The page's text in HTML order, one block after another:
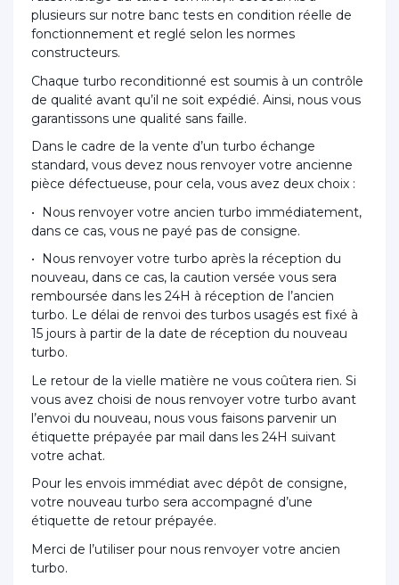
plusieurs sur notre banc tests en condition réelle de
fonctionnement et reglé selon les normes
constructeurs.
Chaque turbo reconditionné est soumis à un contrôle
de qualité avant qu’il ne soit expédié. Ainsi, nous vous
garantissons une qualité sans faille.
Dans le cadre de la vente d’un turbo échange
standard, vous devez nous renvoyer votre ancienne
pièce défectueuse, pour cela, vous avez deux choix :
• Nous renvoyer votre ancien turbo immédiatement,
dans ce cas, vous ne payé pas de consigne.
• Nous renvoyer votre turbo après la réception du
nouveau, dans ce cas, la caution versée vous sera
remboursée dans les 24H à réception de l’ancien
turbo. Le délai de renvoi des turbos usagés est fixé à
15 jours à partir de la date de réception du nouveau
turbo.
Le retour de la vielle matière ne vous coûtera rien. Si
vous avez choisi de nous renvoyer votre turbo avant
l’envoi du nouveau, nous vous faisons parvenir un
étiquette prépayée par mail dans les 24H suivant
votre achat.
Pour les envois immédiat avec dépôt de consigne,
votre nouveau turbo sera accompagné d’une
étiquette de retour prépayée.
Merci de l’utiliser pour nous renvoyer votre ancien
turbo.